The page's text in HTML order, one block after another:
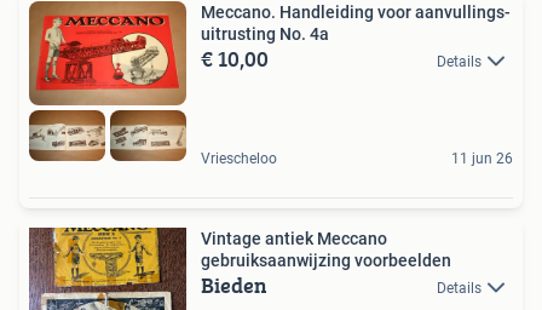
Meccano. Handleiding voor aanvullings-
uitrusting No. 4a
€ 10,00 Details
Vriescheloo 11 jun 26
Vintage antiek Meccano
gebruiksaanwijzing voorbeelden
Bieden Details